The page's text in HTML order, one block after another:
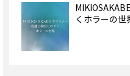
くホラーの世